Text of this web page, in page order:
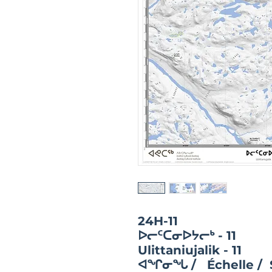
24H-11
ᐅᓕᑦᑕᓂᐅᔭᓕᒃ - 11
Ulittaniujalik - 11
ᐊᖏᓂᖓ / Échelle /